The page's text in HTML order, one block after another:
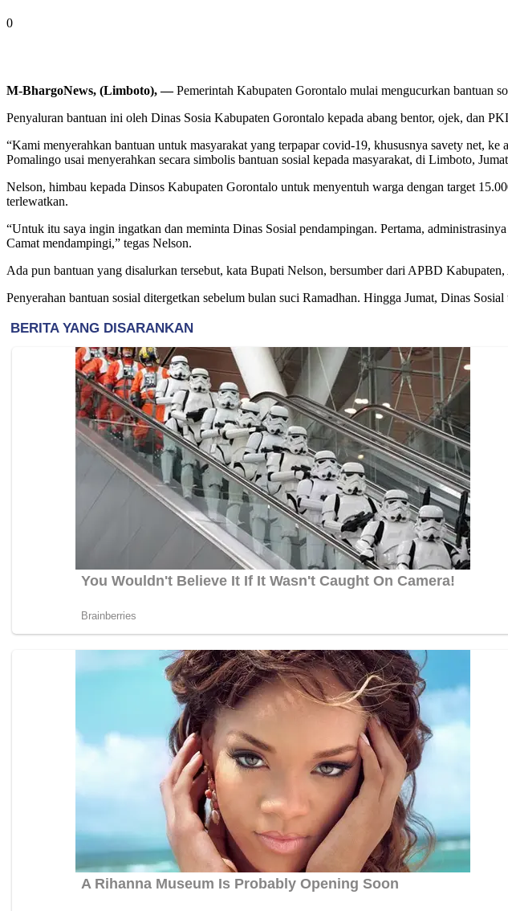
0
M-BhargoNews, (Limboto), —Pemerintah Kabupaten Gorontalo mulai mengucurkan bantuan
Penyaluran bantuan ini oleh Dinas Sosia Kabupaten Gorontalo kepada abang bentor, ojek, dan
“Kami menyerahkan bantuan untuk masyarakat yang terpapar covid-19, khususnya savety net,
Pomalingo usai menyerahkan secara simbolis bantuan sosial kepada masyarakat, di Limboto,
Nelson, himbau kepada Dinsos Kabupaten Gorontalo untuk menyentuh warga dengan target
terlewatkan.
“Untuk itu saya ingin ingatkan dan meminta Dinas Sosial pendampingan. Pertama,
Camat mendampingi,” tegas Nelson.
Ada pun bantuan yang disalurkan tersebut, kata Bupati Nelson, bersumber dari APBD
Penyerahan bantuan sosial ditergetkan sebelum bulan suci Ramadhan. Hingga Jumat, Dinas